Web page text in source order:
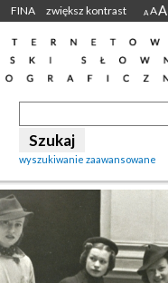
FINA zwiększ kontrast A AA
wyszukiwanie zaawansowane